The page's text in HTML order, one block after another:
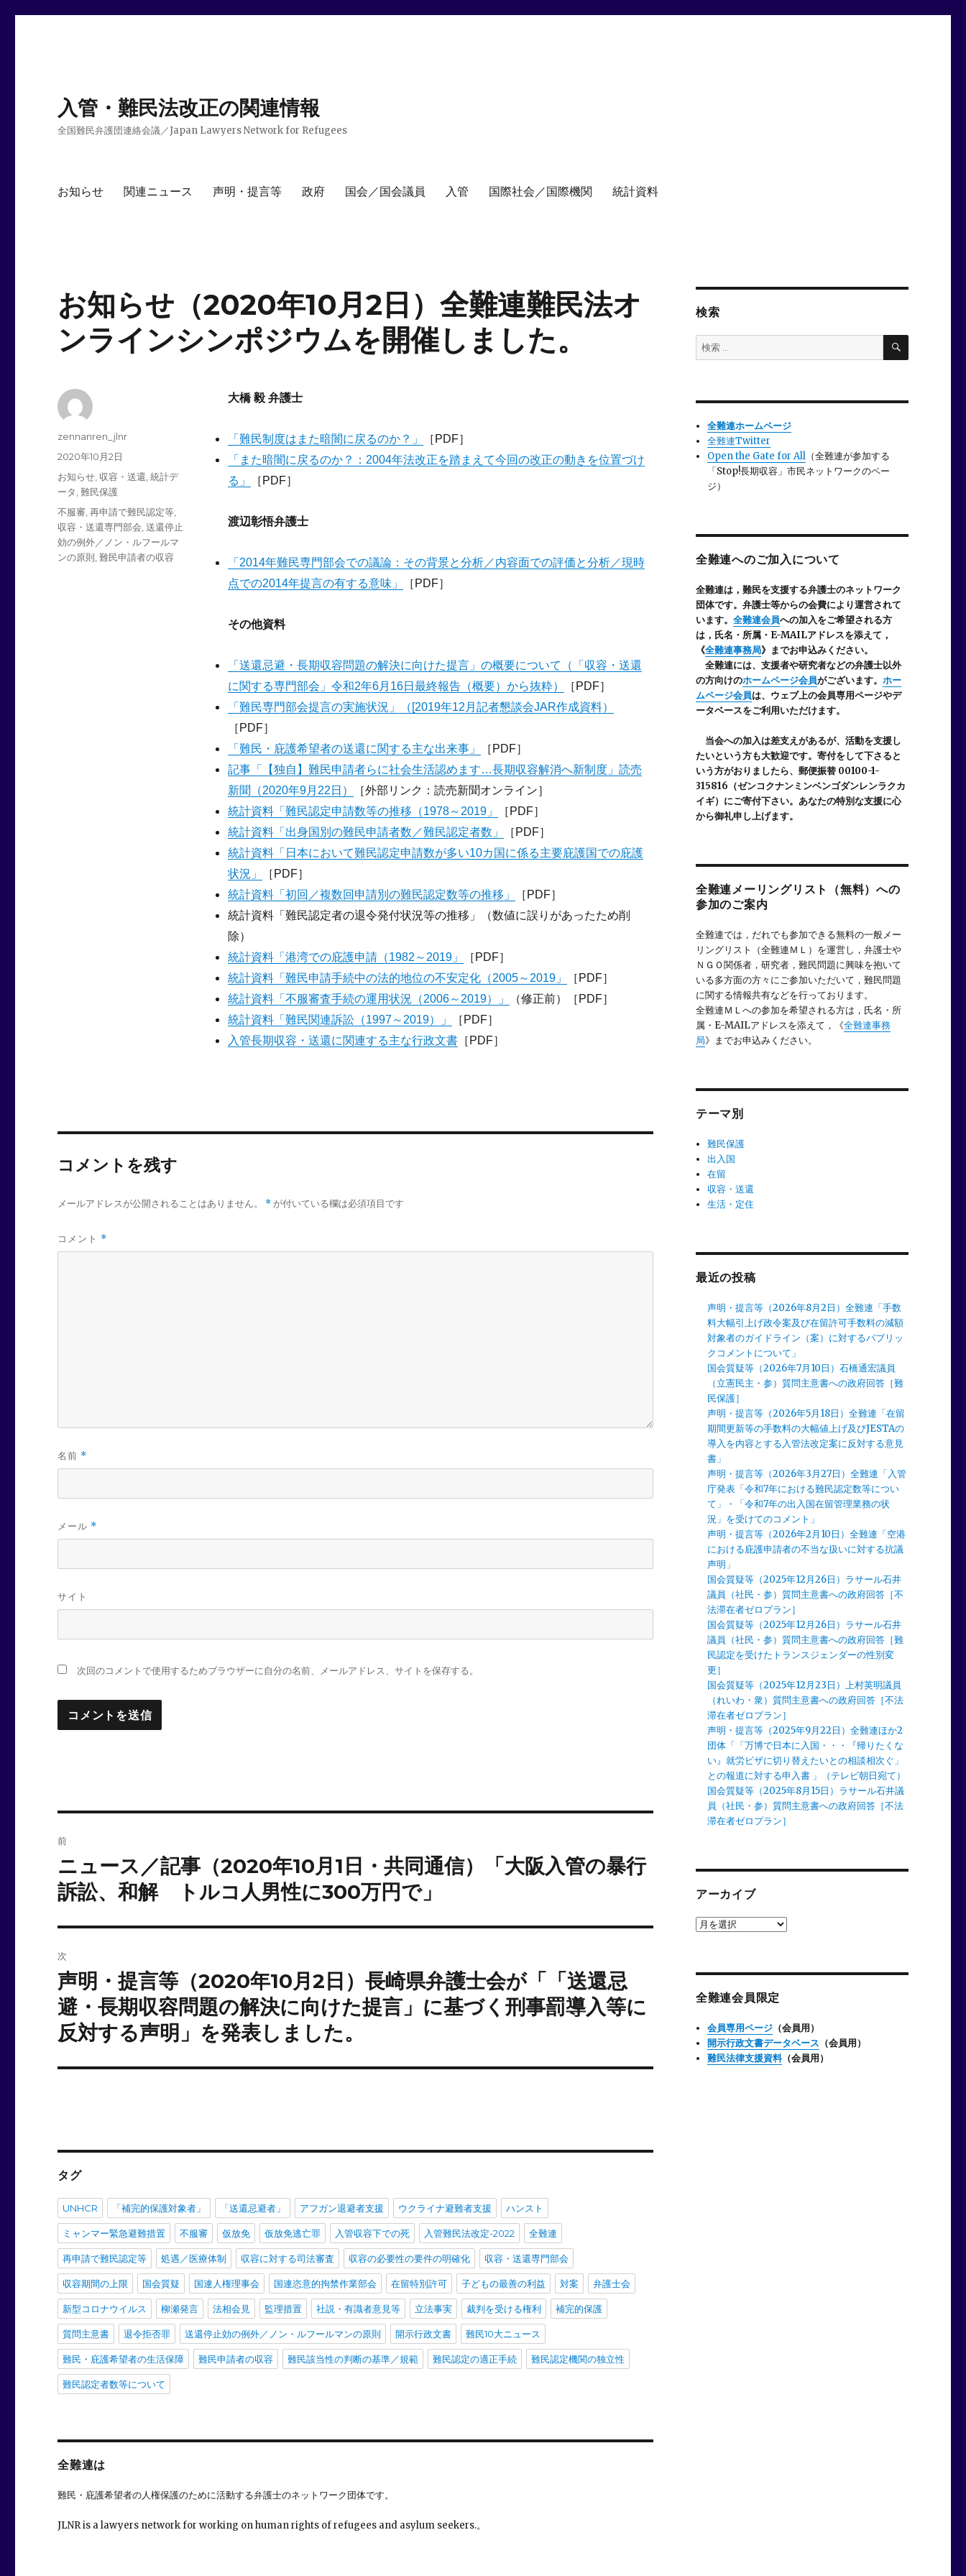
入管・難民法改正の関連情報
全国難民弁護団連絡会議／Japan Lawyers Network for Refugees
お知らせ 関連ニュース 声明・提言等 政府 国会／国会議員 入管 国際社会／国際機関 統計資料
お知らせ（2020年10月2日）全難連難民法オ
ンラインシンポジウムを開催しました。
大橋 毅 弁護士
「難民制度はまた暗闇に戻るのか？」
［PDF］
「また暗闇に戻るのか？：2004年法改正を踏まえて今回の改正の動きを位置づけ
る」
［PDF］
渡辺彰悟弁護士
「2014年難民専門部会での議論：その背景と分析／内容面での評価と分析／現時
点での2014年提言の有する意味」
［PDF］
その他資料
「送還忌避・長期収容問題の解決に向けた提言」の概要について（「収容・送還
に関する専門部会」令和2年6月16日最終報告（概要）から抜粋）
［PDF］
「難民専門部会提言の実施状況」（[2019年12月記者懇談会JAR作成資料）
［PDF］
「難民・庇護希望者の送還に関する主な出来事」
［PDF］
記事「【独自】難民申請者らに社会生活認めます…長期収容解消へ新制度」読売
新聞（2020年9月22日）
［外部リンク：読売新聞オンライン］
統計資料「難民認定申請数等の推移（1978～2019」
［PDF］
統計資料「出身国別の難民申請者数／難民認定者数」
［PDF］
統計資料「日本において難民認定申請数が多い10カ国に係る主要庇護国での庇護
状況」
［PDF］
統計資料「初回／複数回申請別の難民認定数等の推移」
［PDF］
統計資料「難民認定者の退令発付状況等の推移」（数値に誤りがあったため削
除）
統計資料「港湾での庇護申請（1982～2019」
［PDF］
統計資料「難民申請手続中の法的地位の不安定化（2005～2019」
［PDF］
統計資料「不服審査手続の運用状況（2006～2019）」
（修正前）［PDF］
統計資料「難民関連訴訟（1997～2019）」
［PDF］
入管長期収容・送還に関連する主な行政文書［PDF］
投
zennanren_jlnr
投
稿
2020年10月2日
カ
テ
ゴ
リ
ー
お知らせ 収容・送還 ,統計デ
ータ ,難民保護
タ
グ
不服審 ,再申請で難民認定等
収容・送還専門部会 ,送還停止
効の例外／ノン・ルフールマ
ンの原則 ,難民申請者の収容
コメントを残す
メールアドレスが公開されることはありません。 * が付いている欄は必須項目です
コメント *
名前 *
メール *
サイト
次回のコメントで使用するためブラウザーに自分の名前、メールアドレス、サイトを保存する。
稿
ナ
ゲ
ー
シ
ョ
ン
前
前
の
投
稿:
ニュース／記事（2020年10月1日・共同通信）「大阪入管の暴行
訴訟、和解 トルコ人男性に300万円で」
次
次
の
投
稿:
声明・提言等（2020年10月2日）長崎県弁護士会が「「送還忌
避・長期収容問題の解決に向けた提言」に基づく刑事罰導入等に
反対する声明」を発表しました。
タグ
UNHCR 「補完的保護対象者」 「送還忌避者」 アフガン退避者支援 ウクライナ避難者支援 ハンスト
ミャンマー緊急避難措置 不服審 仮放免 仮放免逃亡罪 入管収容下での死 入管難民法改定-2022 全難連
再申請で難民認定等 処遇／医療体制 収容に対する司法審査 収容の必要性の要件の明確化 収容・送還専門部会
収容期間の上限 国会質疑 国連人権理事会 国連恣意的拘禁作業部会 在留特別許可 子どもの最善の利益 対案 弁護士会
新型コロナウイルス 柳瀬発言 法相会見 監理措置 社説・有識者意見等 立法事実 裁判を受ける権利 補完的保護
質問主意書 退令拒否罪 送還停止効の例外／ノン・ルフールマンの原則 開示行政文書 難民10大ニュース
難民・庇護希望者の生活保障 難民申請者の収容 難民該当性の判断の基準／規範 難民認定の適正手続 難民認定機関の独立性
難民認定者数等について
全難連は
難民・庇護希望者の人権保護のために活動する弁護士のネットワーク団体です。
JLNR is a lawyers network for working on human rights of refugees and asylum seekers.。
検索
検
索:
検
全難連ホームページ
全難連Twitter
Open the Gate for All （全難連が参加する
「Stop!長期収容」市民ネットワークのペー
ジ）
全難連へのご加入について
全難連は，難民を支援する弁護士のネットワーク
団体です。弁護士等からの会費により運営されて
います。 全難連会員への加入をご希望される方
は，氏名・所属・E-MAILアドレスを添えて，
《全難連事務局》までお申込みください。
全難連には、支援者や研究者などの弁護士以外
の方向けのホームページ会員がございます。 ホー
ムページ会員は、ウェブ上の会員専用ページやデ
ータベースをご利用いただけます。
当会への加入は差支えがあるが、活動を支援し
たいという方も大歓迎です。寄付をして下さると
いう方がおりましたら、郵便振替 00100-1-
315816（ゼンコクナンミンベンゴダンレンラクカ
イギ）にご寄付下さい。あなたの特別な支援に心
から御礼申し上げます。
全難連メーリングリスト（無料）への
参加のご案内
全難連では，だれでも参加できる無料の一般メー
リングリスト（全難連ＭＬ）を運営し，弁護士や
ＮＧＯ関係者，研究者，難民問題に興味を抱いて
いる多方面の方々にご参加いただいて，難民問題
に関する情報共有などを行っております。
全難連ＭＬへの参加を希望される方は，氏名・所
属・E-MAILアドレスを添えて，《全難連事務
局》までお申込みください。
テーマ別
難民保護
出入国
在留
収容・送還
生活・定住
最近の投稿
声明・提言等（2026年8月2日）全難連「手数
料大幅引上げ政令案及び在留許可手数料の減額
対象者のガイドライン（案）に対するパブリッ
クコメントについて」
国会質疑等（2026年7月10日）石橋通宏議員
（立憲民主・参）質問主意書への政府回答［難
民保護］
声明・提言等（2026年5月18日）全難連「在留
期間更新等の手数料の大幅値上げ及びJESTAの
導入を内容とする入管法改定案に反対する意見
書」
声明・提言等（2026年3月27日）全難連「入管
庁発表「令和7年における難民認定数等につい
て」・「令和7年の出入国在留管理業務の状
況」を受けてのコメント」
声明・提言等（2026年2月10日）全難連「空港
における庇護申請者の不当な扱いに対する抗議
声明」
国会質疑等（2025年12月26日）ラサール石井
議員（社民・参）質問主意書への政府回答［不
法滞在者ゼロプラン］
国会質疑等（2025年12月26日）ラサール石井
議員（社民・参）質問主意書への政府回答［難
民認定を受けたトランスジェンダーの性別変
更］
国会質疑等（2025年12月23日）上村英明議員
（れいわ・衆）質問主意書への政府回答［不法
滞在者ゼロプラン］
声明・提言等（2025年9月22日）全難連ほか2
団体「「万博で日本に入国・・・『帰りたくな
い』就労ビザに切り替えたいとの相談相次ぐ」
との報道に対する申入書 」（テレビ朝日宛て）
国会質疑等（2025年8月15日）ラサール石井議
員（社民・参）質問主意書への政府回答［不法
滞在者ゼロプラン］
アーカイブ
ア
全難連会員限定
会員専用ページ （会員用）
開示行政文書データベース （会員用）
難民法律支援資料（会員用）